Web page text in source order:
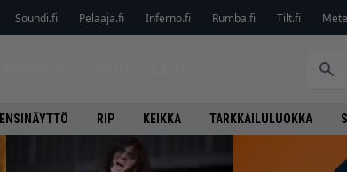
Soundi.fi Pelaaja.fi Inferno.fi Rumba.fi Tilt.fi
ENSINÄYTTÖ RIP KEIKKA TARKKAILULUOKKA